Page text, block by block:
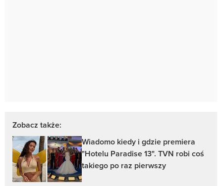
Zobacz także:
Wiadomo kiedy i gdzie premiera
"Hotelu Paradise 13". TVN robi coś
takiego po raz pierwszy